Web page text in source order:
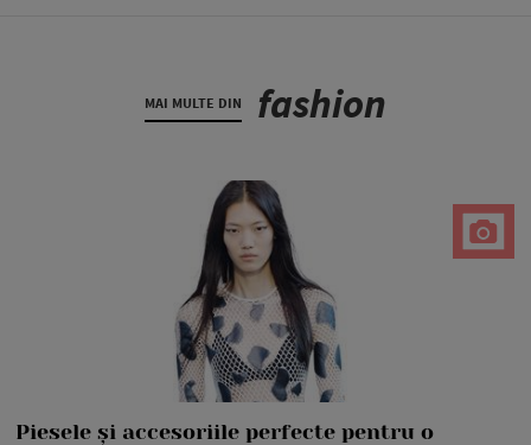
MAI MULTE DIN fashion
Piesele și accesoriile perfecte pentru o